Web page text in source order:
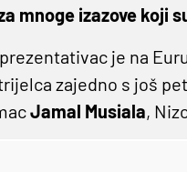
mnoge izazove koji
je na
zajedno s još
Jamal Musiala,